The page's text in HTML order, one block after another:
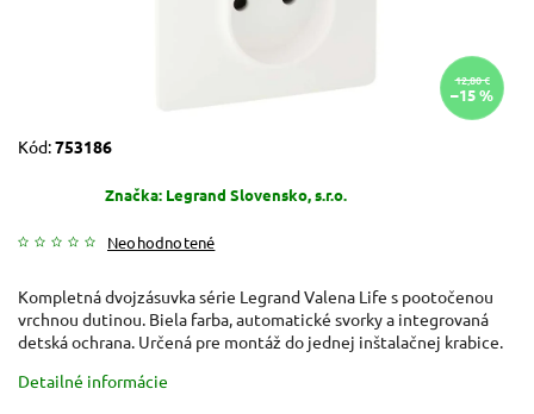
12,80 €
–15 %
Kód:753186
Neohodnotené
Značka: Legrand Slovensko, s.r.o.
Kompletná dvojzásuvka série Legrand Valena Life s pootočenou
vrchnou dutinou. Biela farba, automatické svorky a integrovaná
detská ochrana. Určená pre montáž do jednej inštalačnej krabice.
Detailné informácie